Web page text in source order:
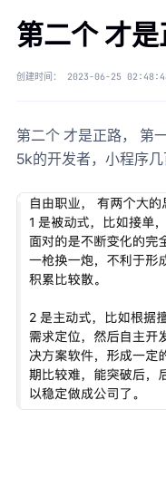
第二个 才是
创建时间： 2023-06-25
第二个 才是正路， 第
5k的开发者，小程序